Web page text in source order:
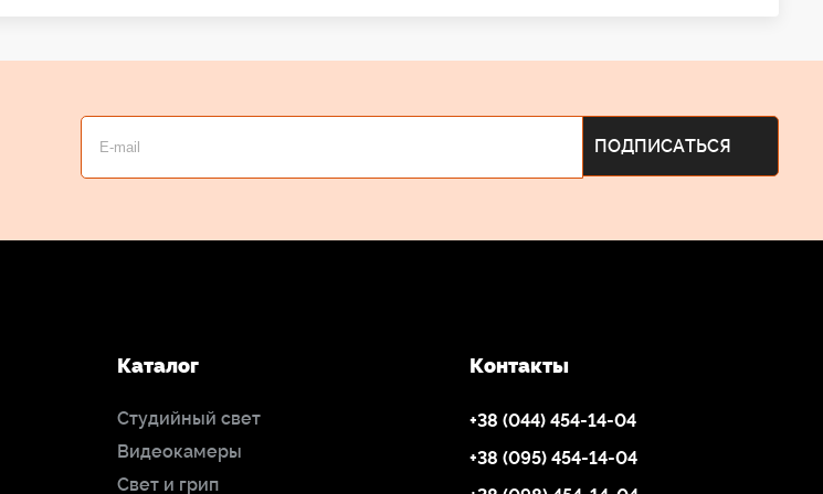
Каталог
Студийный свет
Видеокамеры
Свет и грип
Контакты
+38 (044) 454-14-04
+38 (095) 454-14-04